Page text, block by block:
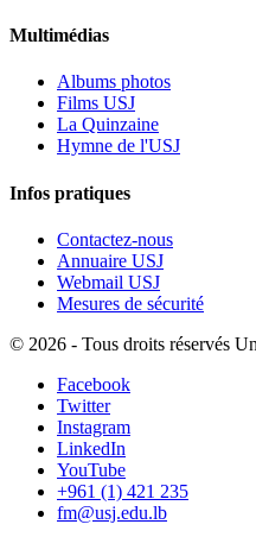
Multimédias
Albums photos
Films USJ
La Quinzaine
Hymne de l'USJ
Infos pratiques
Contactez-nous
Annuaire USJ
Webmail USJ
Mesures de sécurité
© 2026 - Tous droits réservés
Facebook
Twitter
Instagram
LinkedIn
YouTube
+961 (1) 421 235
fm@usj.edu.lb